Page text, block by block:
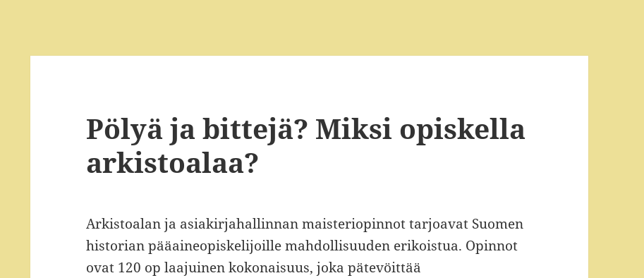
Pölyä ja bittejä? Miksi opiskella
arkistoalaa?
Arkistoalan ja asiakirjahallinnan maisteriopinnot tarjoavat Suomen
historian pääaineopiskelijoille mahdollisuuden erikoistua. Opinnot
ovat 120 op laajuinen kokonaisuus, joka pätevöittää